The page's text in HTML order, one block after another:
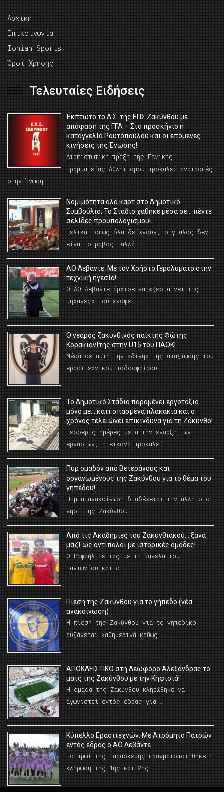
Αρχική
Επικοινωνία
Ionian Sports
Όροι Χρήσης
Τελευταίες Ειδήσεις
Έκπτωτο το Δ.Σ. της ΕΠΣ Ζακύνθου με
απόφαση της ΓΓΑ – Στο προσκήνιο η
καταγγελία Ραυτόπουλου και οι επόμενες
κινήσεις της Ένωσης!
Διαπιστωτική πράξη της Γενικής
Γραμματείας Αθλητισμού προκαλεί ανατροπές
στην Ένωση …
Νομιμότητα αλά καρτ στο Δημοτικό
Συμβούλιο; Το Στάδιο χάθηκε μέσα σε… πέντε
σελίδες προϋπολογισμού!
Τελικά, όπως όλα δείχνουν, ο γιαλός δεν
είναι στραβός… αλλά …
ΑΟ Λεβάντε: Με τον Χρήστο Γερολυμάτο στην
τεχνική ηγεσία!
Ο ΑΟ Λεβάντε άρχισε να «ζεσταίνει τις
μηχανές» του ενόψει …
O νεαρός ζακυνθινός παίκτης Φώτης
Κορακιανίτης στην U15 του ΠΑΟΚ!
Μέσα σε αυτή την «δίνη» της απαξίωσης του
ερασιτεχνικού ποδοσφαίρου. …
Το Δημοτικό Στάδιο παραμένει εργοτάξιο
μόνο με… κάτι σπασμένα πλακάκια και ο
χρόνος τελειώνει επικίνδυνα για τη Ζάκυνθο!
Τέσσερις ημέρες μετά την έναρξη των
εργασιών, η εικόνα προκαλεί …
Πυρ ομαδόν από Βετεράνους και
οργανωμένους της Ζακύνθου για το θέμα του
γηπέδου!
Η μια ανακοίνωση διαδέχεται την άλλη στο
νησί της Ζακύνθου …
Από τις Ακαδημίες του Ζακυνθιακού… ξανά
μαζί ως αντίπαλοι με ιστορικές ομάδες!
Ο Ραφαήλ Πέττας με τη φανέλα του
Πανιωνίου και ο …
Πίεση της Ζακύνθου για το γήπεδο (νέα
ανακοίνωση)
Η πίεση της Ζακύνθου για το γηπεδικο
αυξάνεται καθημερινά καθώς …
AΠΟΚΛΕΙΣΤΙΚΟ στη Λεωφόρο Αλεξάνδρας το
ματς της Ζακύνθου με την Κηφισιά!
Η ομάδα της Ζακύνθου κληρώθηκε να
αγωνιστεί εντός έδρας για …
Κύπελλο Ερασιτεχνών: Με Ατρόμητο Πατρών
εντός έδρας ο ΑΟ Λεβάντε
Το πρωί της Παρασκευής πραγματοποιήθηκε η
κλήρωση της 1ης και 2ης …